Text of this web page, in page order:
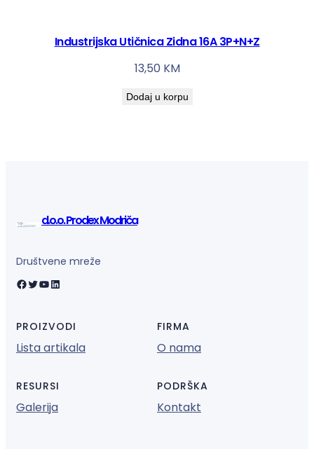
Industrijska Utičnica Zidna 16A 3P+N+Z
13,50 KM
Dodaj u korpu
d.o.o. Prodex Modriča
Društvene mreže
Facebook Twitter YouTube LinkedIn
PROIZVODI
Lista artikala
FIRMA
O nama
RESURSI
Galerija
PODRŠKA
Kontakt